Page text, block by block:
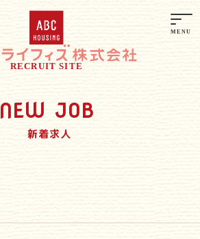
RECRUIT SITE
NEW JOB
新着求人